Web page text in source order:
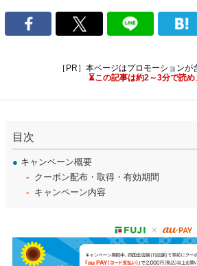
［PR］本ページはプロモーションが
⏳この記事は約2～3分で読め
目次
● キャンペーン概要
クーポン配布・取得・有効期間
キャンペーン内容